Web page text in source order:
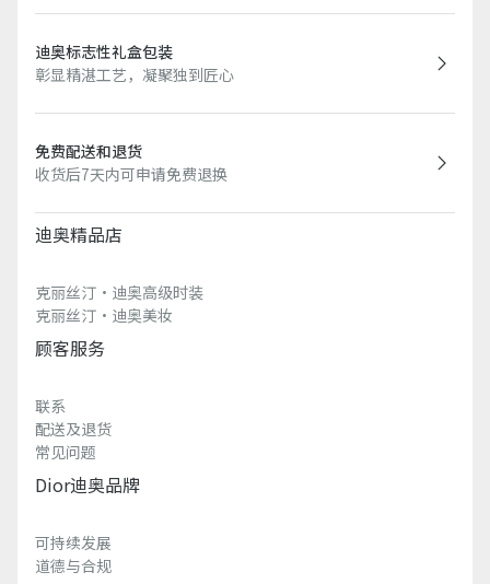
迪奥标志性礼盒包装
彰显精湛工艺，凝聚独到匠心
免费配送和退货
收货后7天内可申请免费退换
迪奥精品店
克丽丝汀·迪奥高级时装
克丽丝汀·迪奥美妆
顾客服务
联系
配送及退货
常见问题
Dior迪奥品牌
可持续发展
道德与合规